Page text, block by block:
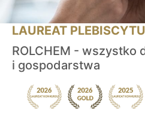
LAUREAT
ROLCHEM - wszystko
i gospodarstwa